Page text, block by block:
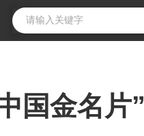
国金名片”